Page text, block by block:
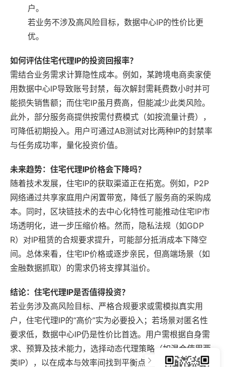
户。
若业务不涉及高风险目标，数据中心IP的性价比更
优。
如何评估住宅代理IP的投资回报率？
需结合业务需求计算隐性成本。例如，某跨境电商卖家使
用数据中心IP导致账号封禁，每次解封需耗费数小时并可
能损失销售额；而住宅IP虽月费高，但能减少此类风险。
此外，部分服务商提供按需付费模式（如按流量计费），
可降低初期投入。用户可通过AB测试对比两种IP的封禁率
与任务成功率，量化投资价值。
未来趋势：住宅代理IP价格会下降吗？
随着技术发展，住宅IP的获取渠道正在拓宽。例如，P2P
网络通过共享家庭用户闲置带宽，降低了服务商的采购成
本。同时，区块链技术的去中心化特性可能推动住宅IP市
场透明化，进一步压缩价格。然而，隐私法规（如GDP
R）对IP租赁的合规要求提升，可能部分抵消成本下降空
间。总体来看，住宅IP价格或逐步亲民，但高端场景（如
金融数据抓取）的需求仍将支撑其溢价。
结论：住宅代理IP是否值得投资？
若业务涉及高风险目标、严格合规要求或需模拟真实用
户，住宅代理IP的“高价”实为必要投入；若场景对匿名性
要求低，数据中心IP仍是性价比首选。用户需根据自身需
求、预算及技术能力，选择动态代理策略（如混合使用两
类IP），以在成本与效率间找到平衡点。